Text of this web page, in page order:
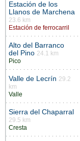
Estación de los
Llanos de Marchena
23.6 km
Estación de ferrocarril
Alto del Barranco
del Pino 24.1 km
Pico
Valle de Lecrín 29.2
km
Valle
Sierra del Chaparral
29.5 km
Cresta